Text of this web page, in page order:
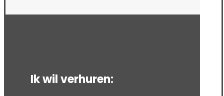
Ik wil verhuren: